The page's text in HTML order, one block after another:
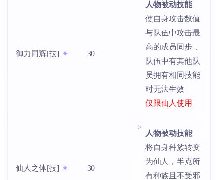
御力同辉[技] 30
人物被动技能
使自身攻击数值
与队伍中攻击最
高的成员同步，
队伍中有其他队
员拥有相同技能
时无法生效
仅限仙人使用
仙人之体[技] 30
人物被动技能
将自身种族转变
为仙人，半克所
有种族且不受邪